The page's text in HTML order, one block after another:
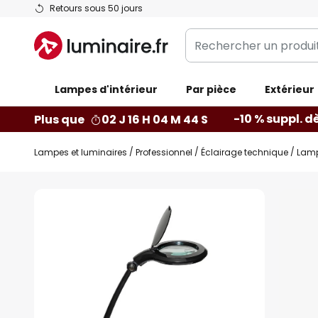
Retours sous 50 jours
Allez
contenu
Rechercher
un
catégorie...
Lampes d'intérieur Par pièce Extérieur
Plus que 02 J 16 H 04 M 43 S -10 % suppl.
Lampes et luminaires Professionnel Éclairage technique